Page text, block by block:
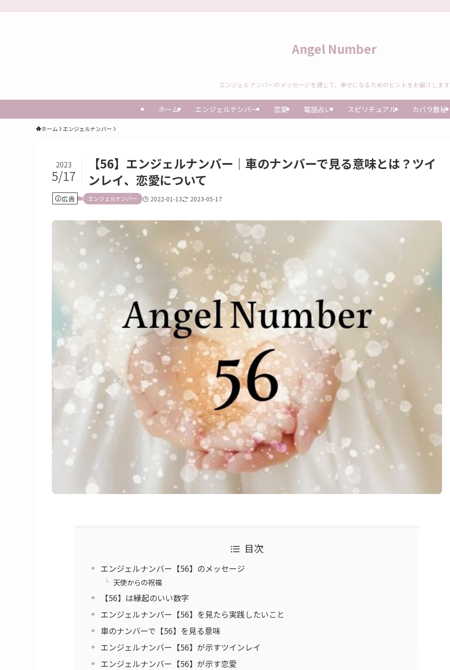
Angel Number
エンジェルナンバーのメッセージを通じて、幸せになるためのヒントをお届けします
ホーム エンジェルナンバー 恋愛 電話占い スピリチュアル カバラ数秘
ホーム エンジェルナンバー
【56】エンジェルナンバー｜車のナンバーで見る意味とは？ツイ
ンレイ、恋愛について
2023
5/17
広告 エンジェルナンバー 2022-01-13 2023-05-17
目次
エンジェルナンバー【56】のメッセージ
天使からの祝福
【56】は縁起のいい数字
エンジェルナンバー【56】を見たら実践したいこと
車のナンバーで【56】を見る意味
エンジェルナンバー【56】が示すツインレイ
エンジェルナンバー【56】が示す恋愛